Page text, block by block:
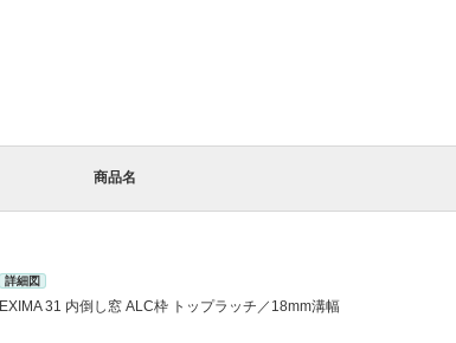
商品名
詳細図
EXIMA 31 内倒し窓 ALC枠 トップラッチ／18mm溝幅